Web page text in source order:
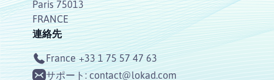
Paris 75013
FRANCE
連絡先
France +33 1 75 57 47 63
サポート:contact@lokad.com